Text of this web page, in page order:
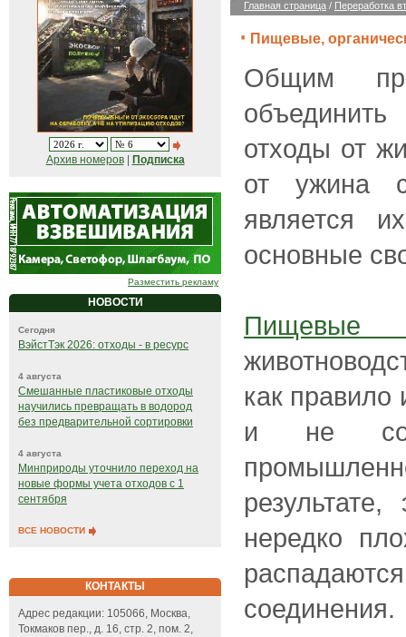
Архив номеров| Подписка
Разместить рекламу
НОВОСТИ
Сегодня
ВэйстТэк 2026: отходы - в ресурс
4 августа
Смешанные пластиковые отходы
научились превращать в водород
без предварительной сортировки
4 августа
Минприроды уточнило переход на
новые формы учета отходов с 1
сентября
ВСЕ НОВОСТИ
КОНТАКТЫ
Адрес редакции: 105066, Москва,
Токмаков пер., д. 16, стр. 2, пом. 2,
Главная страница / Переработка
Пищевые,
Общим
отходы от
от ужина
является
основные
как
и не
нередко
соединения.